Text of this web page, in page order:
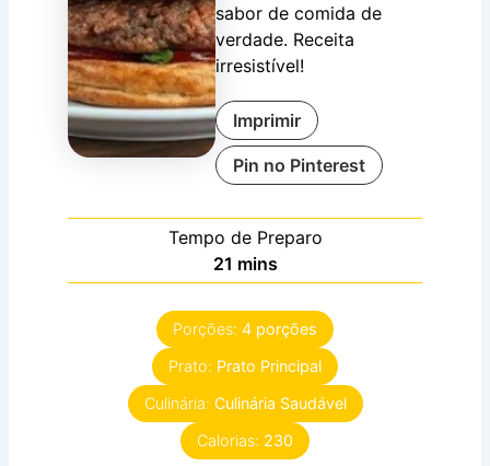
sabor de comida de
verdade. Receita
irresistível!
Imprimir
Pin no Pinterest
Tempo de Preparo
21 minutes
mins
Porções: 4 porções
Prato: Prato Principal
Culinária: Culinária Saudável
Calorias: 230